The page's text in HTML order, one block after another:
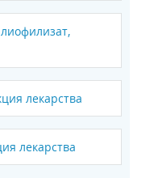
лекарства
лекарства